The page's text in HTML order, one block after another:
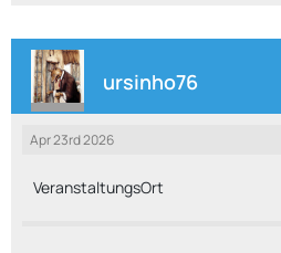
ursinho76
Apr 23rd 2026
VeranstaltungsOrt